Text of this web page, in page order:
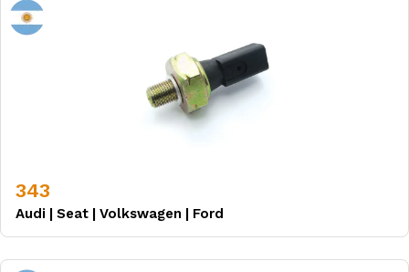
343
Audi | Seat | Volkswagen | Ford